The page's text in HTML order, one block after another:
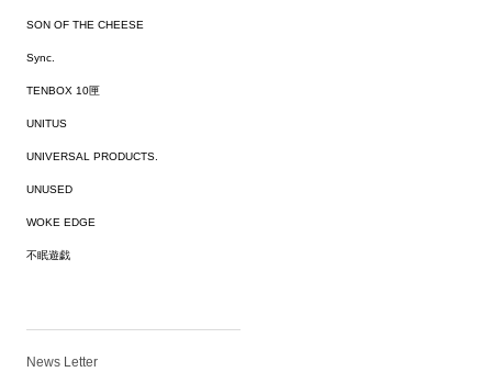
SON OF THE CHEESE
Sync.
TENBOX 10匣
UNITUS
UNIVERSAL PRODUCTS.
UNUSED
WOKE EDGE
不眠遊戯
News Letter